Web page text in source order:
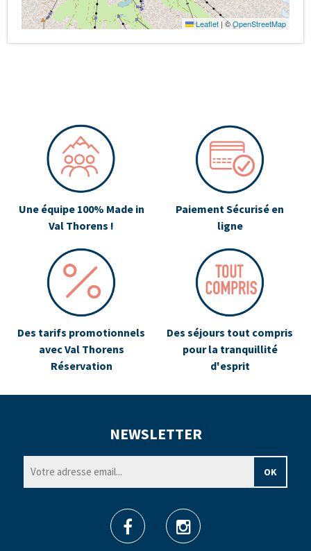
Leaflet|©OpenStreetMap
Une équipe 100% Made in
Val Thorens !
Paiement Sécurisé en
ligne
Des tarifs promotionnels
avec Val Thorens
Réservation
Des séjours tout compris
pour la tranquillité
d'esprit
NEWSLETTER